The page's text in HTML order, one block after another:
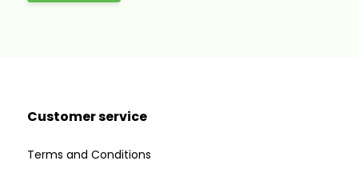
Customer service
Terms and Conditions